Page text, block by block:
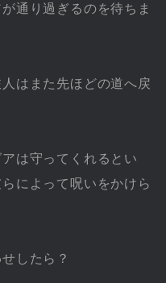
通り過ぎるのを待ちま
はまた先ほどの道へ戻
は守ってくれるとい
によって呪いをかけら
したら？